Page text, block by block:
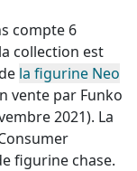
compte 6
collection est
la figurine Neo
vente par Funko
2021). La
figurine chase.